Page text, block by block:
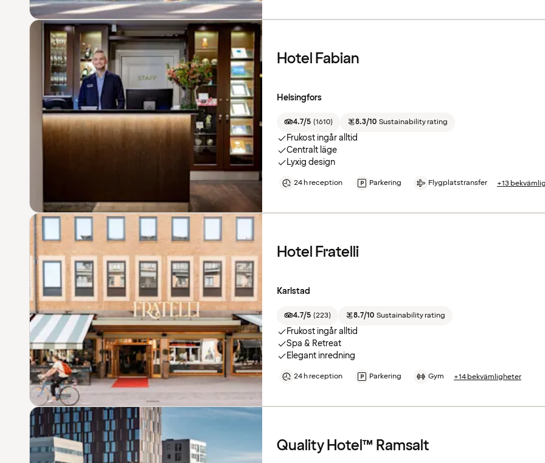
Hotel Fabian
Helsingfors
4.7/5 (1610) 8.3/10 Sustainability rating
Frukost ingår alltid
Centralt läge
Lyxig design
24 h reception Parkering Flygplatstransfer +13
Hotel Fratelli
Karlstad
4.7/5 (223) 8.7/10 Sustainability rating
Frukost ingår alltid
Spa & Retreat
Elegant inredning
24 h reception Parkering Gym +14 bekvämligheter
Quality Hotel™ Ramsalt